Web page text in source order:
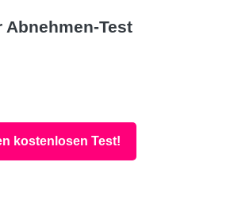
Test
kostenlosen Test!